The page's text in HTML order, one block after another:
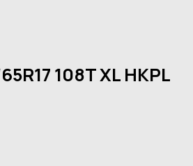
108T XL HKPL